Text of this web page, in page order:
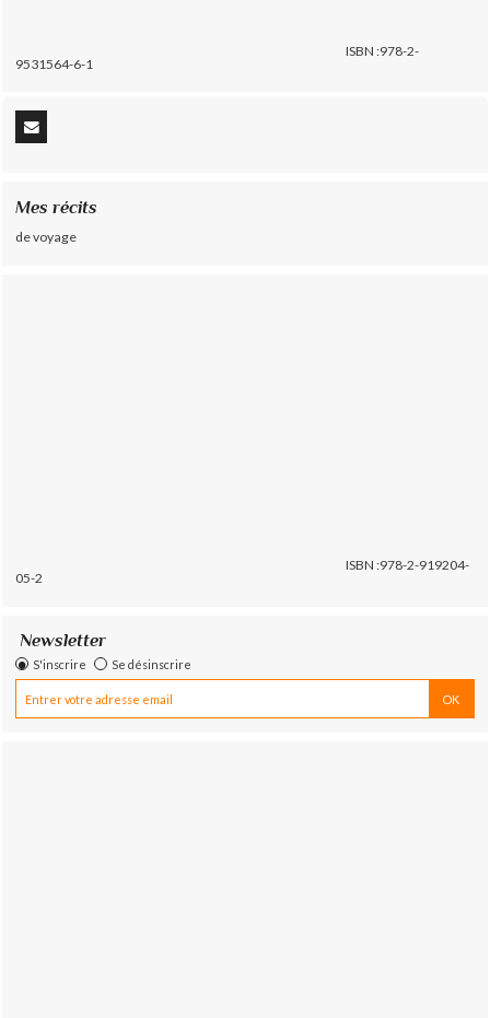
ISBN :978-2-
9531564-6-1
Mes récits
de voyage
ISBN :978-2-919204-
05-2
Newsletter
S'inscrire Se désinscrire